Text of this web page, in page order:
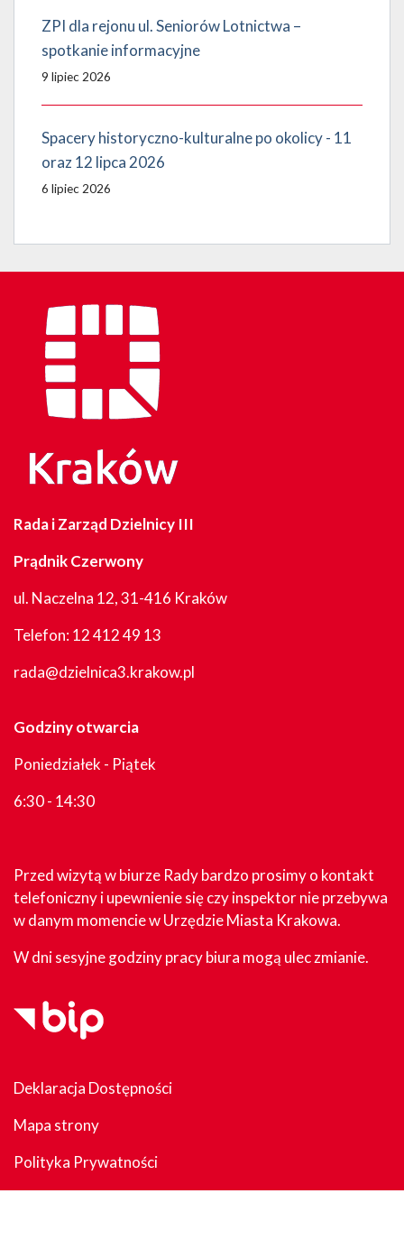
ZPI dla rejonu ul. Seniorów Lotnictwa –
spotkanie informacyjne
9 lipiec 2026
Spacery historyczno-kulturalne po okolicy - 11
oraz 12 lipca 2026
6 lipiec 2026
Rada i Zarząd Dzielnicy III
Prądnik Czerwony
ul. Naczelna 12, 31-416 Kraków
Telefon:12 412 49 13
rada@dzielnica3.krakow.pl
Godziny otwarcia
Poniedziałek - Piątek
6:30 - 14:30
Przed wizytą w biurze Rady bardzo prosimy o kontakt
telefoniczny i upewnienie się czy inspektor nie przebywa
w danym momencie w Urzędzie Miasta Krakowa.
W dni sesyjne godziny pracy biura mogą ulec zmianie.
Deklaracja Dostępności
Mapa strony
Polityka Prywatności